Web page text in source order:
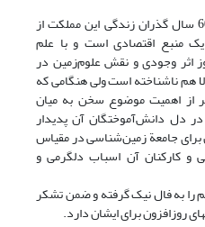
واقعیت این است که بعد از 70-60 سال گذران زندگی این مملکت از
منبع اقتصادی است و با علم
اثر وجودی و نقش علوم‌زمین در
هم ناشناخته است ولی هنگامی که
از اهمیت موضوع سخن به میان
در دل دانش‌آموختگان آن پدیدار
جامعة زمین‌شناسی در مقیاس
و کارکنان آن اسباب دلگرمی و
را به فال نیک گرفته و ضمن تشکر
روزافزون برای ایشان دارد.